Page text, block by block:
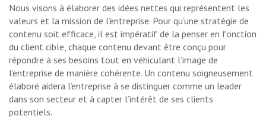
Nous visons à élaborer des idées nettes qui représentent les
valeurs et la mission de l’entreprise. Pour qu’une stratégie de
contenu soit efficace, il est impératif de la penser en fonction
du client cible, chaque contenu devant être conçu pour
répondre à ses besoins tout en véhiculant l’image de
l’entreprise de manière cohérente. Un contenu soigneusement
élaboré aidera l’entreprise à se distinguer comme un leader
dans son secteur et à capter l’intérêt de ses clients
potentiels.